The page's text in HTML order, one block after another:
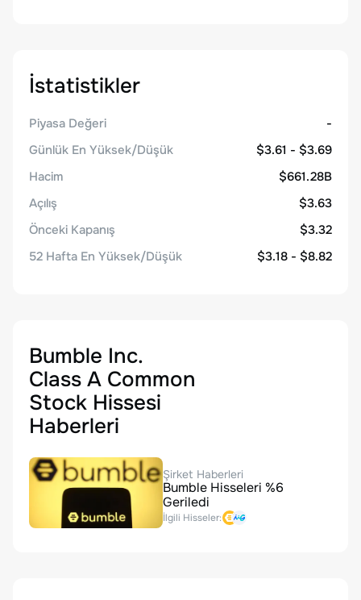
İstatistikler
Piyasa Değeri
-
Günlük En Yüksek/Düşük
$3.61 - $3.69
Hacim
$661.28B
Açılış
$3.63
Önceki Kapanış
$3.32
52 Hafta En Yüksek/Düşük
$3.18 - $8.82
Bumble Inc.
Class A Common
Stock Hissesi
Haberleri
Şirket Haberleri
Bumble Hisseleri %6
Geriledi
İlgili Hisseler: